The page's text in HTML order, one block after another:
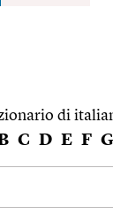
di
C D E F G